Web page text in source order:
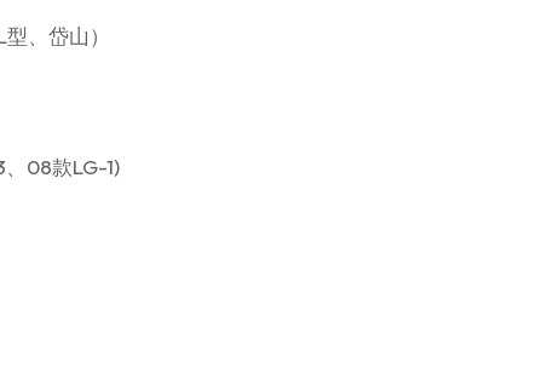
、岱山）
08款LG-1)